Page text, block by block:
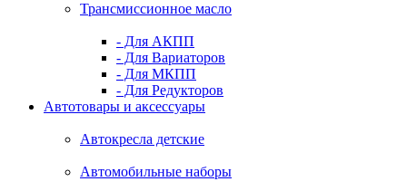
Трансмиссионное масло
- Для АКПП
- Для Вариаторов
- Для МКПП
- Для Редукторов
Автотовары и аксессуары
Автокресла детские
Автомобильные наборы